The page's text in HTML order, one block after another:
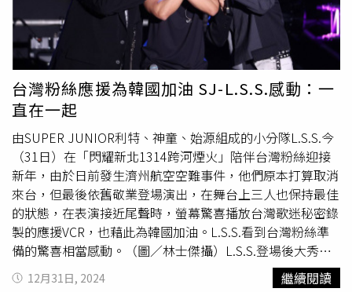
「在你的專業領域，你是認真的嗎？」讓乱彈阿翔
爆氣回
說：「當然啊，哩洗勒供啥！」搞到全車爆笑，就連駕駛座
上的姚元浩都說：「很少在駕駛座上可以感到車子在晃
動。」本以為這次是一場輕鬆快樂的北部旅遊，卻沒想到又
是滑雪板、又是爬坡、之後更要挑戰SUP龍舟拔河，旅程變
調成「三金得主的勞力之旅」，最後乱彈阿翔更是慘被拖下
水跌入海裡。《全明星出發吧！》，每周六晚上8點台視首
播、周日晚上8點八大綜合台播出。
台灣粉絲應援為韓國加油 SJ-L.S.S.感動：一
直在一起
由SUPER JUNIOR利特、神童、始源組成的小分隊L.S.S.今
（31日）在「閃耀新北1314跨河煙火」陪伴台灣粉絲迎接
新年，由於日前發生濟州航空空難事件，他們原本打算取消
來台，但最後依舊敬業登場演出，在舞台上三人也保持最佳
的狀態，在表演接近尾聲時，螢幕驚喜播放台灣歌迷秘密錄
製的應援VCR，也藉此為韓國加油。L.S.S.看到台灣粉絲準
備的驚喜相當感動。（圖／林士傑攝）L.S.S.登場後大秀中
文跟大家打招呼，神童一開始便表示很久沒跟大家見面了，
希望大家可以一起嗨到最後，始源還用中文自我介紹稱「我
12月31日, 2024 繼續閱讀